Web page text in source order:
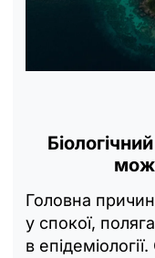
Головна
у спокої,
в